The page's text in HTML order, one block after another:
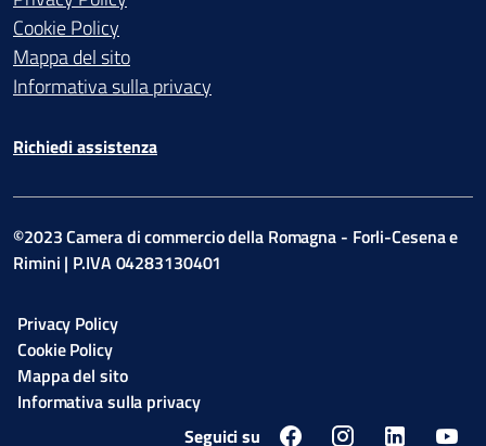
Cookie Policy
Mappa del sito
Informativa sulla privacy
Richiedi assistenza
©2023 Camera di commercio della Romagna - Forli-Cesena e
Rimini | P.IVA 04283130401
Privacy Policy
Cookie Policy
Mappa del sito
Informativa sulla privacy
Seguici su